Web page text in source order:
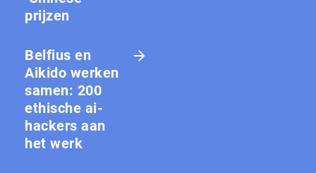
prijzen
Belfius en
Aikido werken
samen: 200
ethische ai-
hackers aan
het werk